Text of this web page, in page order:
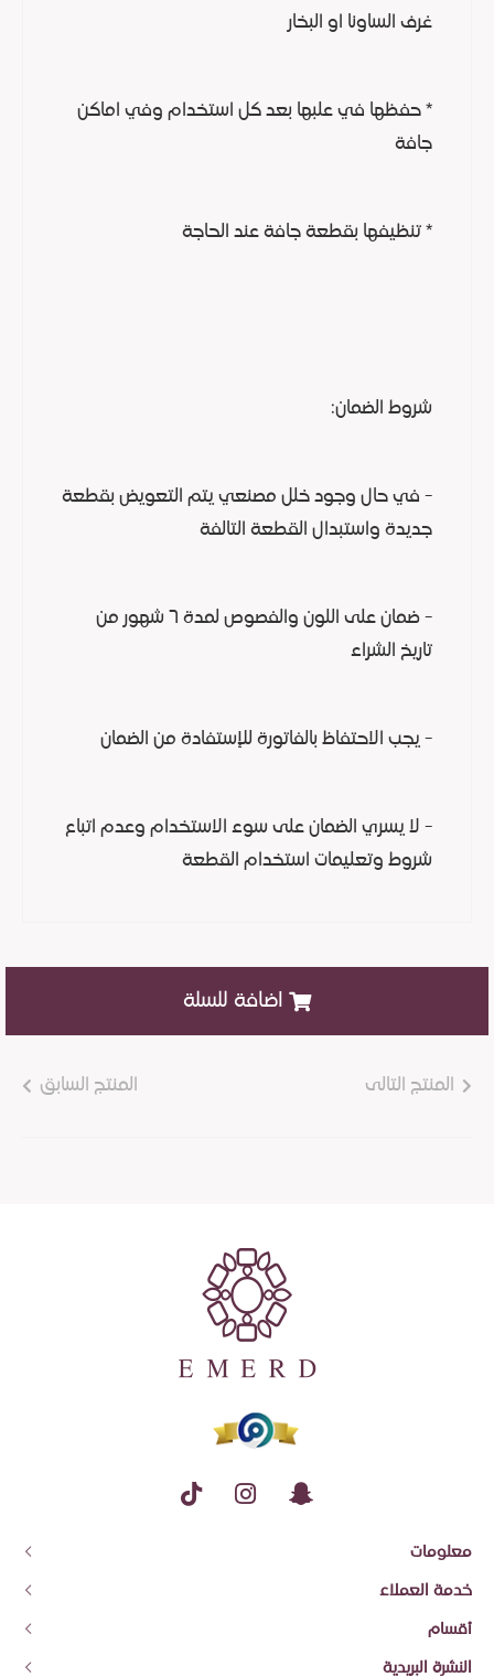
غرف الساونا او البخار
* حفظها في علبها بعد كل استخدام وفي اماكن
جافة
* تنظيفها بقطعة جافة عند الحاجة
شروط الضمان:
- في حال وجود خلل مصنعي يتم التعويض بقطعة
جديدة واستبدال القطعة التالفة
- ضمان على اللون والفصوص لمدة ٦ شهور من
تاريخ الشراء
- يجب الاحتفاظ بالفاتورة للإستفادة من الضمان
- لا يسري الضمان على سوء الاستخدام وعدم اتباع
شروط وتعليمات استخدام القطعة
اضافة للسلة
المنتج التالى المنتج السابق
معلومات
شروط الاستخدام والضمان
خدمة العملاء
تتبع الطلب
أقسام
النشرة البريدية